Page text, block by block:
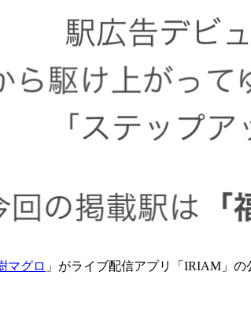
マグロ 」がライブ配信アプリ「IRIAM」